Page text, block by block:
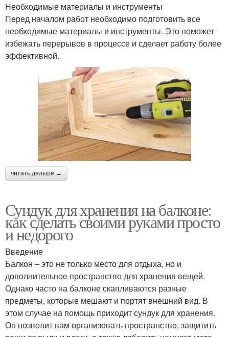
Необходимые материалы и инструменты
Перед началом работ необходимо подготовить все
необходимые материалы и инструменты. Это поможет
избежать перерывов в процессе и сделает работу более
эффективной.
читать дальше →
Сундук для хранения на балконе:
как сделать своими руками просто
и недорого
Введение
Балкон – это не только место для отдыха, но и
дополнительное пространство для хранения вещей.
Однако часто на балконе скапливаются разные
предметы, которые мешают и портят внешний вид. В
этом случае на помощь приходит сундук для хранения.
Он позволит вам организовать пространство, защитить